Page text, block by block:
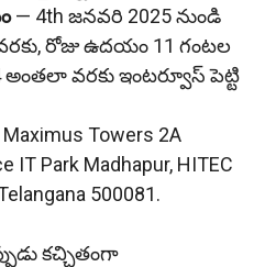
— 4th జనవరి 2025 నుండి
రోజు ఉదయం 11 గంటల
వరకు ఇంటర్వూస్ పెట్టి
Towers 2A
IT Park Madhapur, HITEC
500081.
కచ్చితంగా